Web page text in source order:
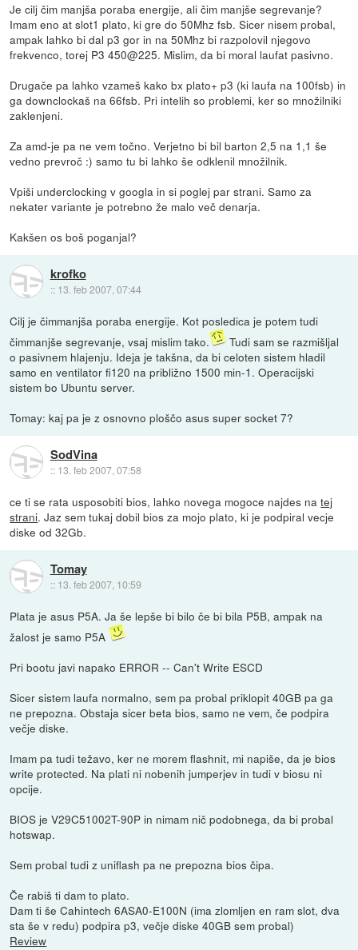
Je cilj čim manjša poraba energije, ali čim manjše segrevanje?
Imam eno at slot1 plato, ki gre do 50Mhz fsb. Sicer nisem probal,
ampak lahko bi dal p3 gor in na 50Mhz bi razpolovil njegovo
frekvenco, torej P3 450@225. Mislim, da bi moral laufat pasivno.
Drugače pa lahko vzameš kako bx plato+ p3 (ki laufa na 100fsb) in
ga downclockaš na 66fsb. Pri intelih so problemi, ker so množilniki
zaklenjeni.
Za amd-je pa ne vem točno. Verjetno bi bil barton 2,5 na 1,1 še
vedno prevroč :) samo tu bi lahko še odklenil množilnik.
Vpiši underclocking v googla in si poglej par strani. Samo za
nekater variante je potrebno že malo več denarja.
Kakšen os boš poganjal?
krofko
:: 13. feb 2007, 07:44
Cilj je čimmanjša poraba energije. Kot posledica je potem tudi
čimmanjše segrevanje, vsaj mislim tako.
Tudi sam se razmišljal
o pasivnem hlajenju. Ideja je takšna, da bi celoten sistem hladil
samo en ventilator fi120 na približno 1500 min-1. Operacijski
sistem bo Ubuntu server.
Tomay: kaj pa je z osnovno ploščo asus super socket 7?
SodVina
:: 13. feb 2007, 07:58
ce ti se rata usposobiti bios, lahko novega mogoce najdes natej
strani. Jaz sem tukaj dobil bios za mojo plato, ki je podpiral vecje
diske od 32Gb.
Tomay
:: 13. feb 2007, 10:59
Plata je asus P5A. Ja še lepše bi bilo če bi bila P5B, ampak na
žalost je samo P5A
Pri bootu javi napako ERROR -- Can't Write ESCD
Sicer sistem laufa normalno, sem pa probal priklopit 40GB pa ga
ne prepozna. Obstaja sicer beta bios, samo ne vem, če podpira
večje diske.
Imam pa tudi težavo, ker ne morem flashnit, mi napiše, da je bios
write protected. Na plati ni nobenih jumperjev in tudi v biosu ni
opcije.
BIOS je V29C51002T-90P in nimam nič podobnega, da bi probal
hotswap.
Sem probal tudi z uniflash pa ne prepozna bios čipa.
Če rabiš ti dam to plato.
Dam ti še Cahintech 6ASA0-E100N (ima zlomljen en ram slot, dva
sta še v redu) podpira p3, večje diske 40GB sem probal)
Review